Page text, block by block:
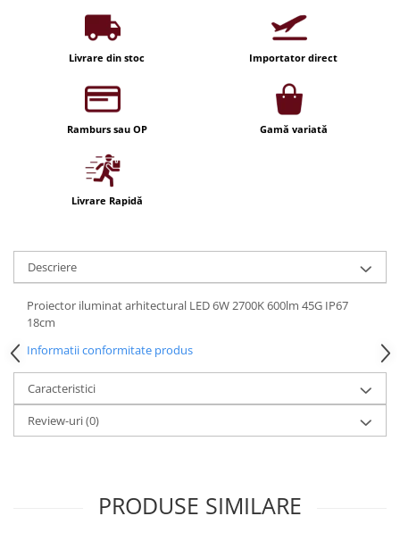
Profil banda LED
Iluminat festiv
Fotosenzori si Senzori de miscare
Sina Magnetica Slim LIMBO
Iluminat decorativ de Craciun
Livrare din stoc Importator direct
Ramburs sau OP Gamă variată
Livrare Rapidă
Descriere
Proiector iluminat arhitectural LED 6W 2700K 600lm 45G IP67
18cm
Informatii conformitate produs
Caracteristici
Review-uri(0)
PRODUSE SIMILARE